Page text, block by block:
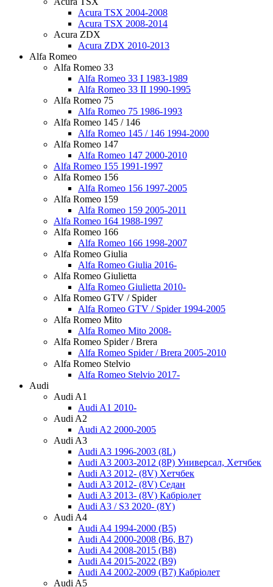
Acura TSX 2004-2008
Acura TSX 2008-2014
Acura ZDX
Acura ZDX 2010-2013
Alfa Romeo
Alfa Romeo 33
Alfa Romeo 33 I 1983-1989
Alfa Romeo 33 II 1990-1995
Alfa Romeo 75
Alfa Romeo 75 1986-1993
Alfa Romeo 145 / 146
Alfa Romeo 145 / 146 1994-2000
Alfa Romeo 147
Alfa Romeo 147 2000-2010
Alfa Romeo 155 1991-1997
Alfa Romeo 156
Alfa Romeo 156 1997-2005
Alfa Romeo 159
Alfa Romeo 159 2005-2011
Alfa Romeo 164 1988-1997
Alfa Romeo 166
Alfa Romeo 166 1998-2007
Alfa Romeo Giulia
Alfa Romeo Giulia 2016-
Alfa Romeo Giulietta
Alfa Romeo Giulietta 2010-
Alfa Romeo GTV / Spider
Alfa Romeo GTV / Spider 1994-2005
Alfa Romeo Mito
Alfa Romeo Mito 2008-
Alfa Romeo Spider / Brera
Alfa Romeo Spider / Brera 2005-2010
Alfa Romeo Stelvio
Alfa Romeo Stelvio 2017-
Audi
Audi A1
Audi A1 2010-
Audi A2
Audi A2 2000-2005
Audi A3
Audi A3 1996-2003 (8L)
Audi A3 2003-2012 (8P) Универсал, Хетчбек
Audi A3 2012- (8V) Хетчбек
Audi A3 2012- (8V) Седан
Audi A3 2013- (8V) Кабріолет
Audi A3 / S3 2020- (8Y)
Audi A4
Audi A4 1994-2000 (B5)
Audi A4 2000-2008 (B6, B7)
Audi A4 2008-2015 (B8)
Audi A4 2015-2022 (B9)
Audi A4 2002-2009 (B7) Кабріолет
Audi A5